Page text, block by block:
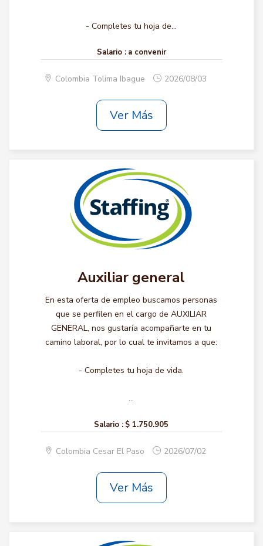
- Completes tu hoja de...
Salario : a convenir
Colombia Tolima Ibague 2026/08/03
Ver Más
Auxiliar general
En esta oferta de empleo buscamos personas
que se perfilen en el cargo de AUXILIAR
GENERAL, nos gustaría acompañarte en tu
camino laboral, por lo cual te invitamos a que:
- Completes tu hoja de vida.
...
Salario : $ 1.750.905
Colombia Cesar El Paso 2026/07/02
Ver Más